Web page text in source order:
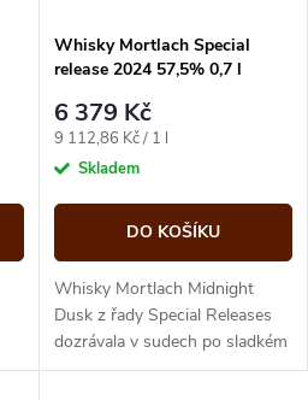
Whisky Mortlach Special
release 2024 57,5% 0,7 l
6 379 Kč
Měrná
cena:
9 112,86 Kč / 1 l
Skladem
DO KOŠÍKU
Whisky Mortlach Midnight
Dusk z řady Special Releases
dozrávala v sudech po sladkém
italském bílém víně Ramandolo